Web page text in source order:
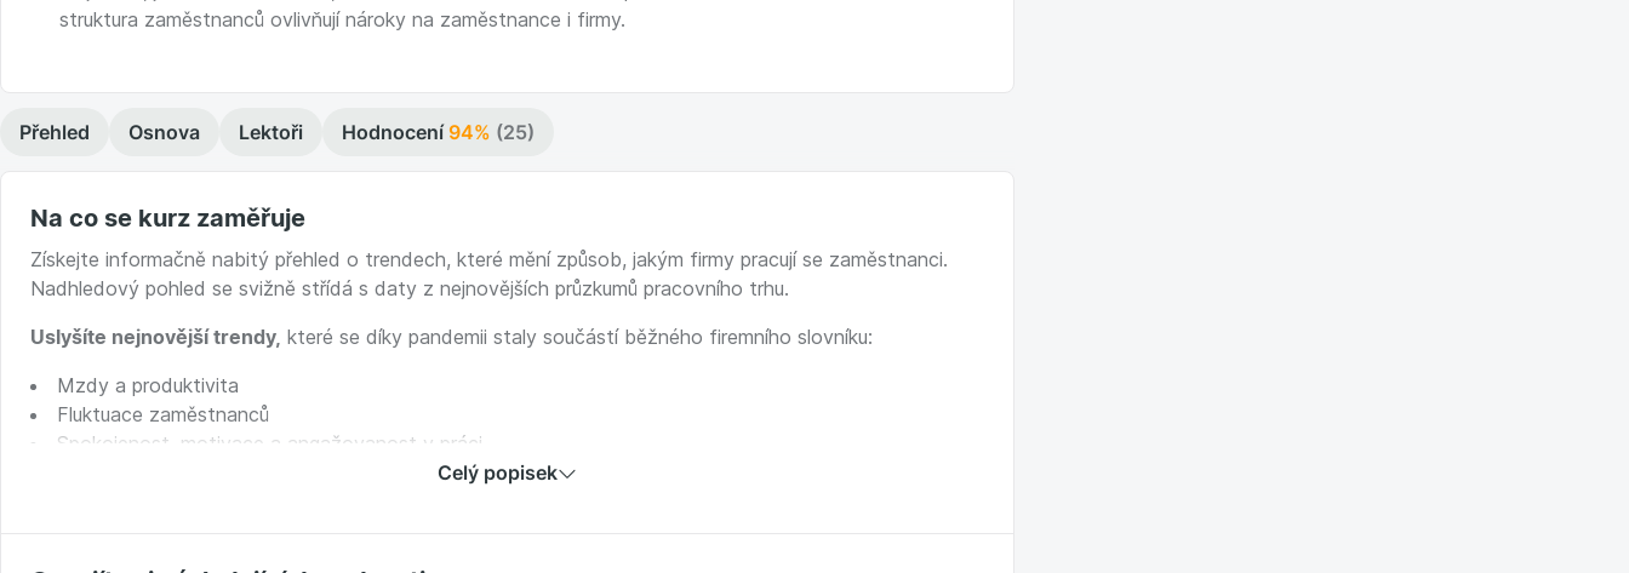
struktura zaměstnanců ovlivňují nároky na zaměstnance i firmy.
Přehled Osnova Lektoři Hodnocení 94% (25)
Na co se kurz zaměřuje
Získejte informačně nabitý přehled o trendech, které mění způsob, jakým firmy pracují se zaměstnanci.
Nadhledový pohled se svižně střídá s daty z nejnovějších průzkumů pracovního trhu.
Uslyšíte nejnovější trendy, které se díky pandemii staly součástí běžného firemního slovníku:
Mzdy a produktivita
Fluktuace zaměstnanců
Spokojenost, motivace a angažovanost v práci
Digitální transformace v číslech
Celý popisek